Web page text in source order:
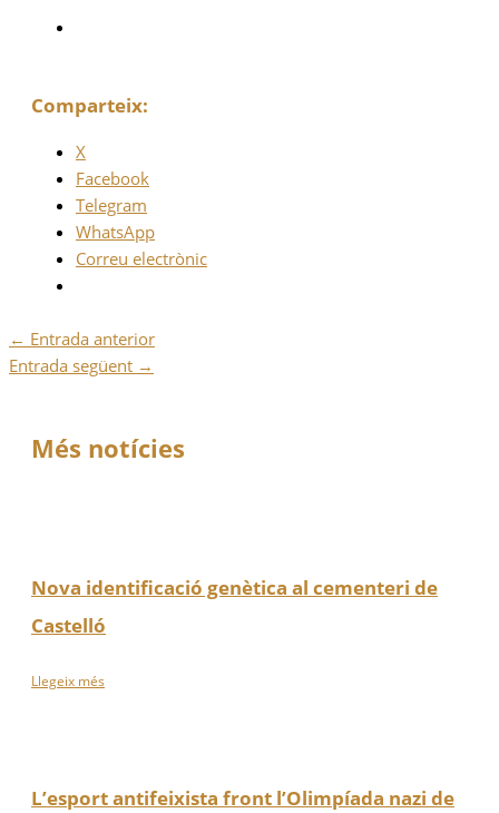
Comparteix:
X
Facebook
Telegram
WhatsApp
Correu electrònic
← Entrada anterior
Entrada següent →
Més notícies
Nova identificació genètica al cementeri de
Castelló
Llegeix més
L’esport antifeixista front l’Olimpíada nazi de